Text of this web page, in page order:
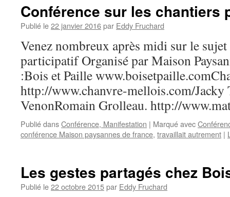
Conférence sur les chantiers
Publié le22 janvier 2016par Eddy Fruchard
Venez nombreux après midi sur le
participatif Organisé par Maison
:Bois et Paille
http://www.chanvre-mellois.com/
VenonRomain Grolleau. http://
Publié dansConférence, Manifestation | Marqué avec
conférence Maison paysannes de france, travaillait autrement |
Les gestes partagés chez
Publié le22 octobre 2015par Eddy Fruchard